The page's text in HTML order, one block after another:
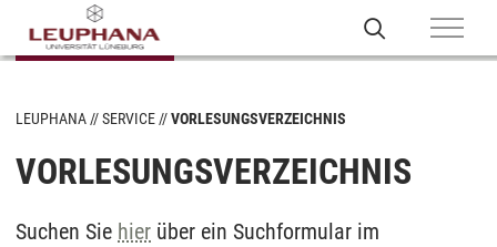
LEUPHANA SERVICE VORLESUNGSVERZEICHNIS
VORLESUNGSVERZEICHNIS
Suchen Sie hier über ein Suchformular im